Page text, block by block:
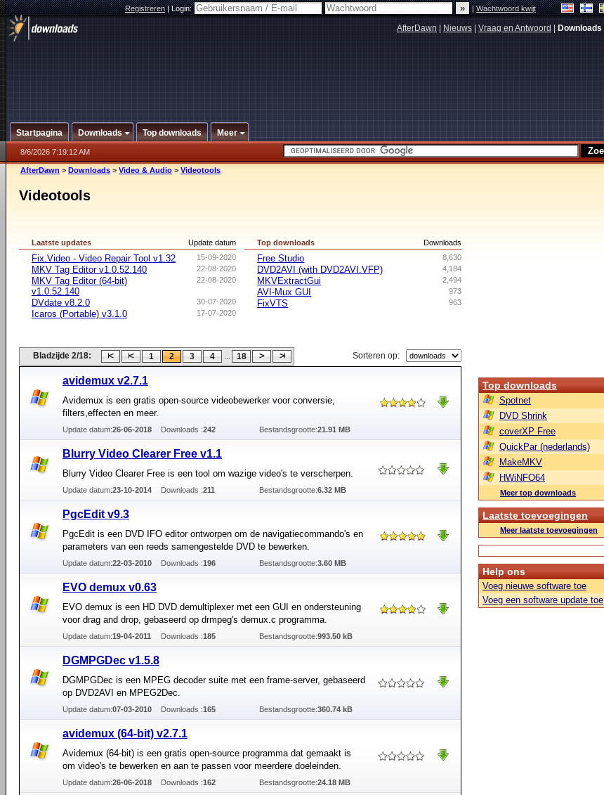
Registreren|Login: |Wachtwoord kwijt
AfterDawn Nieuws Vraag en Antwoord Downloads
Startpagina Downloads Top downloads Meer
8/6/2026 7:19:12 AM
AfterDawn > Downloads > Video & Audio > Videotools
Videotools
Update datum
Laatste updates
15-09-2020
Fix.Video - Video Repair Tool v1.32
22-08-2020
MKV Tag Editor v1.0.52.140
22-08-2020
MKV Tag Editor (64-bit)
v1.0.52.140
30-07-2020
DVdate v8.2.0
17-07-2020
Icaros (Portable) v3.1.0
Downloads
Top downloads
8,630
Free Studio
4,184
DVD2AVI (with DVD2AVI.VFP)
2,494
MKVExtractGui
973
AVI-Mux GUI
963
FixVTS
Bladzijde 2/18: 1 2 3 4 ... 18 Sorteren op:
avidemux v2.7.1
Avidemux is een gratis open-source videobewerker voor conversie,
filters,effecten en meer.
Update datum:26-06-2018 Downloads :242 Bestandsgrootte:21.91 MB
Blurry Video Clearer Free v1.1
Blurry Video Clearer Free is een tool om wazige video's te verscherpen.
Update datum:23-10-2014 Downloads :211 Bestandsgrootte:6.32 MB
PgcEdit v9.3
PgcEdit is een DVD IFO editor ontworpen om de navigatiecommando's en
parameters van een reeds samengestelde DVD te bewerken.
Update datum:22-03-2010 Downloads :196 Bestandsgrootte:3.60 MB
EVO demux v0.63
EVO demux is een HD DVD demultiplexer met een GUI en ondersteuning
voor drag and drop, gebaseerd op drmpeg's demux.c programma.
Update datum:19-04-2011 Downloads :185 Bestandsgrootte:993.50 kB
DGMPGDec v1.5.8
DGMPGDec is een MPEG decoder suite met een frame-server, gebaseerd
op DVD2AVI en MPEG2Dec.
Update datum:07-03-2010 Downloads :165 Bestandsgrootte:360.74 kB
avidemux (64-bit) v2.7.1
Avidemux (64-bit) is een gratis open-source programma dat gemaakt is
om video's te bewerken en aan te passen voor meerdere doeleinden.
Update datum:26-06-2018 Downloads :162 Bestandsgrootte:24.18 MB
Top downloads
Spotnet
DVD Shrink
coverXP Free
QuickPar (nederlands)
MakeMKV
HWiNFO64
Meer top downloads
Laatste toevoegingen
Meer laatste toevoegingen
Help ons
Voeg nieuwe software toe
Voeg een software update toe